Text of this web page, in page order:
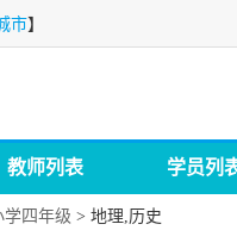
市】
教师列表 学员列
四年级 > 地理,历史